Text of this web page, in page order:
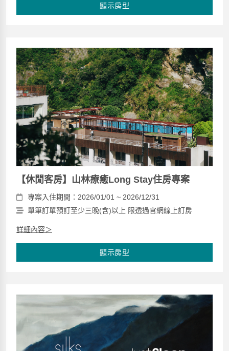
顯示房型
【休閒客房】山林療癒Long Stay住房專案
專案入住期間：2026/01/01 ~ 2026/12/31
單筆訂單預訂至少三晚(含)以上 限透過官網線上訂房
詳細內容＞
顯示房型